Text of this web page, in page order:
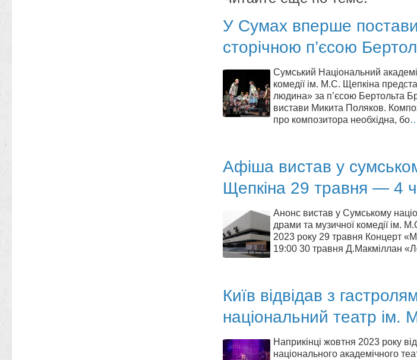
У Сумах вперше
сторічною п’єсою
Сумський Національний
комедії ім. М.С. Щепкіна
людина» за п’єсою Бертольта
вистави Микита Поляков.
про композитора необхідна, бо
Афіша вистав у
Щепкіна 29 травня — 4
Анонс вистав у Сумському
драми та музичної комедії ім.
2023 року 29 травня Концерт
19:00 30 травня Д.Макміллан
Київ відвідав з
національний театр ім.
Наприкінці жовтня 2023 року
національного академічного